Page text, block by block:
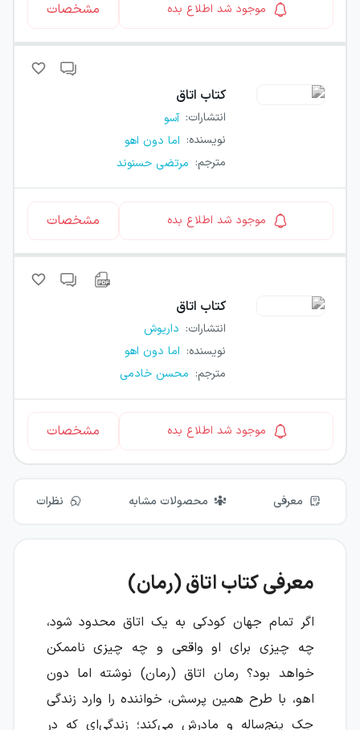
موجود شد اطلاع بده مشخصات
کتاب اتاق
انتشارات: آسو
نویسنده: اما دون اهو
مترجم: مرتضی حسنوند
موجود شد اطلاع بده مشخصات
کتاب اتاق
انتشارات: داریوش
نویسنده: اما دون اهو
مترجم: محسن خادمی
موجود شد اطلاع بده مشخصات
معرفی محصولات مشابه نظرات
معرفی کتاب اتاق (رمان)
اگر تمام جهان کودکی به یک اتاق محدود شود،
چه چیزی برای او واقعی و چه چیزی ناممکن
خواهد بود؟ رمان اتاق (رمان) نوشته اما دون
اهو، با طرح همین پرسش، خواننده را وارد زندگی
جک پنج‌ساله و مادرش می‌کند؛ زندگی‌ای که در